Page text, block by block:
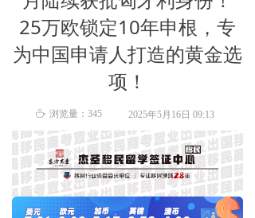
25万欧锁定10年申根，专
为中国申请人打造的黄金选
项！
2025年5月16日 09:13
ꄘ 浏览量： 345